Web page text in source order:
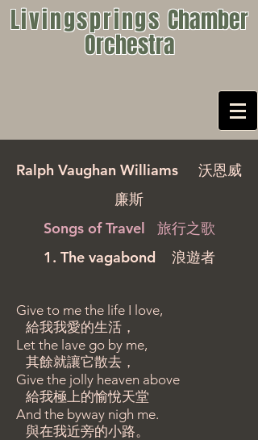
Livingsprings Chamber
Orchestra
Ralph Vaughan Williams 沃恩威
廉斯
Songs of Travel 旅行之歌
1. The vagabond 浪遊者
Give to me the life I love,
給我我愛的生活，
Let the lave go by me,
其餘就讓它散去，
Give the jolly heaven above
給我極上的愉悅天堂
And the byway nigh me.
與在我近旁的小路。